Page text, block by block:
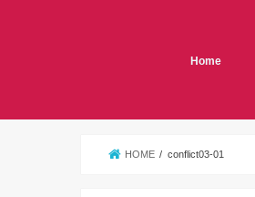
Home
HOME conflict03-01